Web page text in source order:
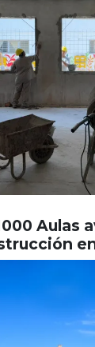
Aulas